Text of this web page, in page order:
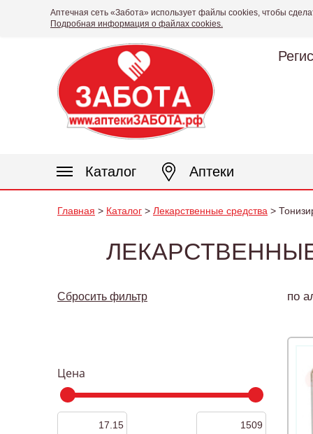
Аптечная сеть «Забота» использует файлы cookies, чтобы
Подробная информация о файлах cookies.
Каталог Аптеки
Главная > Каталог > Лекарственные средства >
Сбросить фильтр
Цена
по